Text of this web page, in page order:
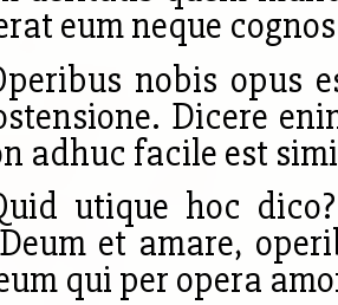
eum neque
nobis opus
Dicere
adhuc facile est
utique hoc
et amare,
qui per opera